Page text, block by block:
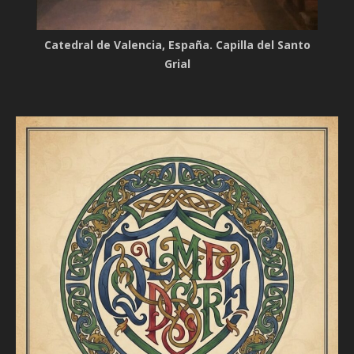
Catedral de Valencia, España. Capilla del Santo
Grial